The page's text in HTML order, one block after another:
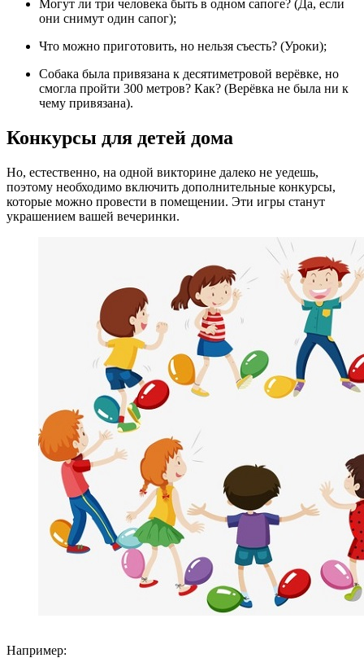
Могут ли три человека быть в одном сапоге? (Да, если
они снимут один сапог);
Что можно приготовить, но нельзя съесть? (Уроки);
Собака была привязана к десятиметровой верёвке, но
смогла пройти 300 метров? Как? (Верёвка не была ни к
чему привязана).
Конкурсы для детей дома
Но, естественно, на одной викторине далеко не уедешь,
поэтому необходимо включить дополнительные конкурсы,
которые можно провести в помещении. Эти игры станут
украшением вашей вечеринки.
Например: